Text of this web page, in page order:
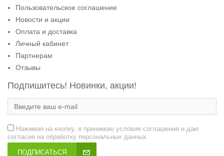
Пользовательское соглашение
Новости и акции
Оплата и доставка
Личный кабинет
Партнерам
Отзывы
Подпишитесь! Новинки, акции!
Нажимая на кнопку, я принимаю условия соглашения и даю
согласие на обработку персональных данных.
ПОДПИСАТЬСЯ